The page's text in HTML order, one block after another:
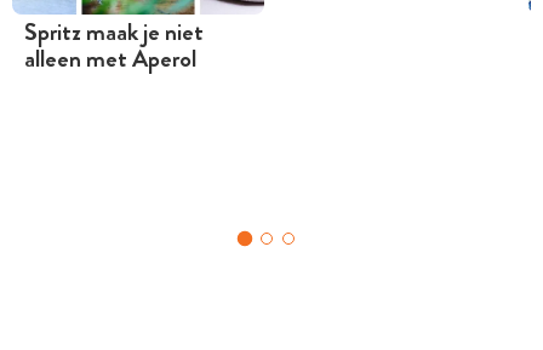
Spritz maak je niet
alleen met Aperol